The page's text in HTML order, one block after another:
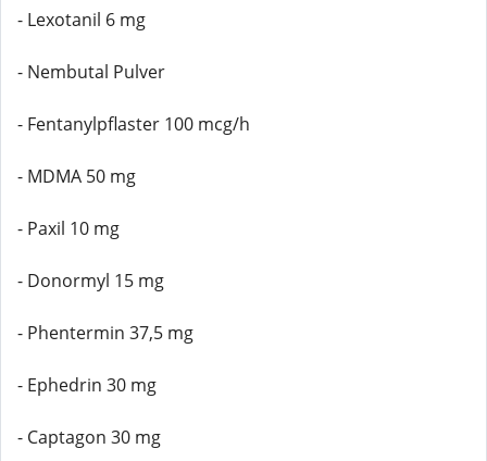
- Lexotanil 6 mg
- Nembutal Pulver
- Fentanylpflaster 100 mcg/h
- MDMA 50 mg
- Paxil 10 mg
- Donormyl 15 mg
- Phentermin 37,5 mg
- Ephedrin 30 mg
- Captagon 30 mg